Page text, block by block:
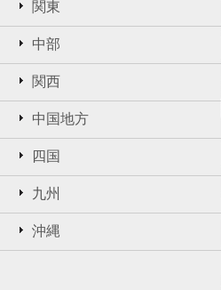
関東
中部
関西
中国地方
四国
九州
沖縄